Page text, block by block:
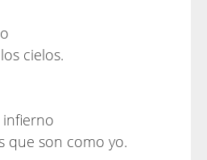
cielos.
que son como yo.